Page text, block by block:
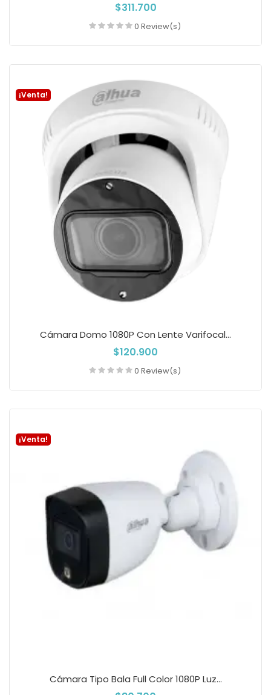
$311.700
0 Review(s)
¡Venta!
Cámara Domo 1080P Con Lente Varifocal...
$120.900
0 Review(s)
¡Venta!
Cámara Tipo Bala Full Color 1080P Luz...